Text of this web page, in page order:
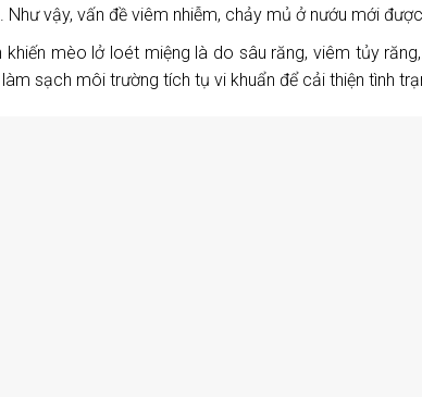
vậy, vấn đề viêm nhiễm, chảy mủ ở nướu mới
khiến mèo lở loét miệng là do sâu răng, viêm tủy
sạch môi trường tích tụ vi khuẩn để cải thiện tình